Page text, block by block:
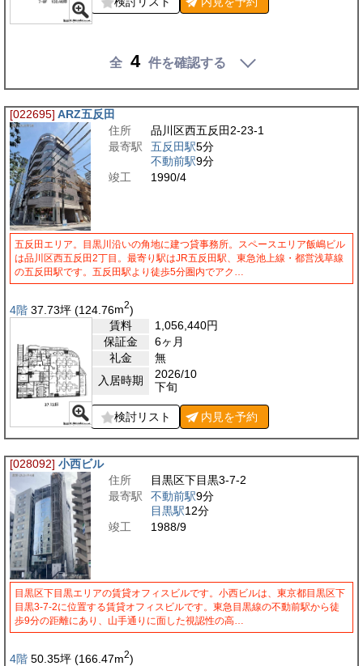
全 4 件を確認する
[022695] ARZ五反田
住所
品川区西五反田2-23-1
最寄駅
五反田駅5分
不動前駅9分
竣工
1990/4
五反田エリア。目黒川沿いの角地に建つ貸事務所。スペースエリア飯嶋ビル
は品川区西五反田2丁目。最寄り駅はJR五反田駅、東急池上線・都営浅草線
の五反田駅です。五反田駅より徒歩5分圏内でアク…
4階 37.73坪 (124.76m2)
賃料
1,056,440円
保証金
6ヶ月
礼金
無
入居時期
2026/10
下旬
検討リスト 内見を予約
[028092] 小西ビル
住所
目黒区下目黒3-7-2
最寄駅
不動前駅9分
目黒駅12分
竣工
1988/9
目黒区下目黒エリアの賃貸オフィスビルです。小西ビルは、東京都目黒区下
目黒3-7-2に位置する賃貸オフィスビルです。東急目黒線の不動前駅から徒
歩9分の距離にあり、山手通りに面した視認性の高…
4階 50.35坪 (166.47m2)